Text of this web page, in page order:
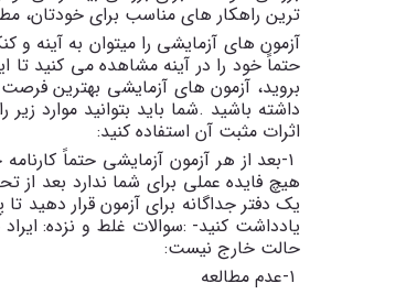
ترین راهکار های مناسب برای خودتان،
آزمون های آزمایشی را میتوان به آینه و
حتماً خود را در آینه مشاهده می کنید
بروید، آزمون های آزمایشی بهترین
داشته باشید .شما باید بتوانید موارد
اثرات مثبت آن استفاده کنید:
-بعد از هر آزمون آزمایشی حتماً
هیچ فایده عملی برای شما ندارد بعد از
یک دفتر جداگانه برای آزمون قرار دهید
یادداشت کنید: -سوالات غلط و نزده:
حالت خارج نیست:
-عدم مطالعه